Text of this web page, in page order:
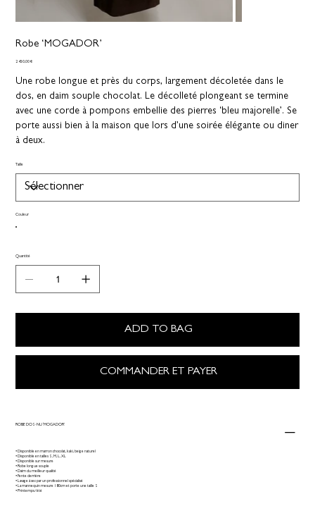
Robe ‘MOGADOR’
Prix
2 450,00 €
Une robe longue et près du corps, largement décoletée dans le
dos, en daim souple chocolat. Le décolleté plongeant se termine
avec une corde à pompons embellie des pierres ‘bleu majorelle’. Se
porte aussi bien à la maison que lors d’une soirée élégante ou diner
à deux.
Taille
Couleur
Quantité
ADD TO BAG
COMMANDER ET PAYER
ROBE DOS-NU ‘MOGADOR’
• Disponible en marron chocolat, kaki, beige naturel
• Disponible en tailles S, M, L, XL
• Disponible sur mesure
• Robe longue souple
• Daim du meilleur qualité
• Fente derrière
• Lavage à sec par un professionnel spécialisé
• La mannequin mesure 180cm et porte une taille S
• Printemps/été